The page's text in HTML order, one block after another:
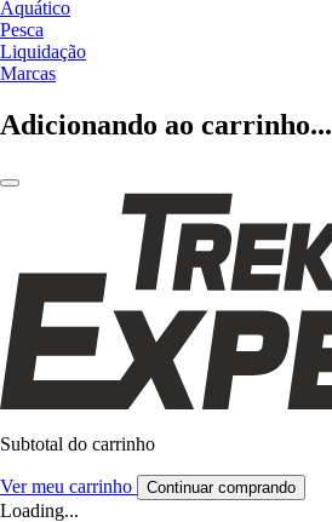
Aquático
Pesca
Liquidação
Marcas
Adicionando ao carrinho...
Subtotal do carrinho
Ver meu carrinho Continuar comprando
Loading...